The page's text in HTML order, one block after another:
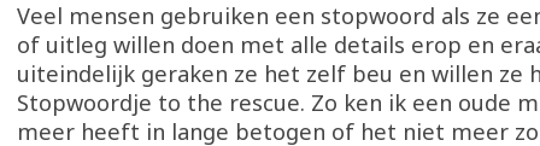
Veel mensen gebruiken een stopwoord als ze
of uitleg willen doen met alle details erop en
uiteindelijk geraken ze het zelf beu en willen ze
Stopwoordje to the rescue. Zo ken ik een oude
meer heeft in lange betogen of het niet meer